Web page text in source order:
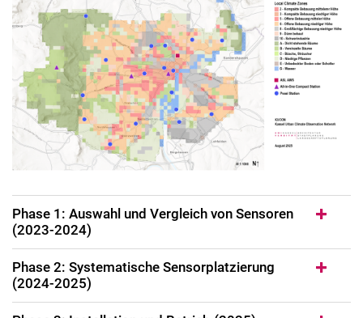
Phase 1: Auswahl und Vergleich von Sensoren
(2023-2024)
Phase 2: Systematische Sensorplatzierung
(2024-2025)